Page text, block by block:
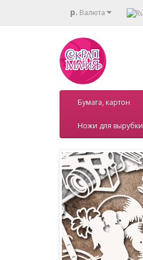
р. Валюта
Бумага, картон
Ножи для вырубки